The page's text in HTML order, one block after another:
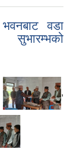
वडा
,